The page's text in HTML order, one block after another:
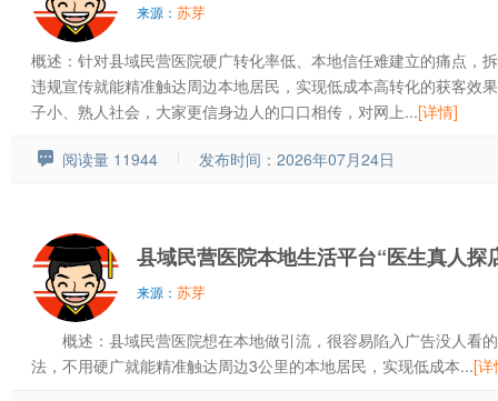
来源： 苏芽
概述：针对县域民营医院硬广转化率低、本地信任难建立的痛点，
违规宣传就能精准触达周边本地居民，实现低成本高转化的获客效
子小、熟人社会，大家更信身边人的口口相传，对网上...[详情]
阅读量 11944 发布时间：2026年07月24日
县域民营医院本地生活平台“医生真人探
来源： 苏芽
概述：县域民营医院想在本地做引流，很容易陷入广告没人看
法，不用硬广就能精准触达周边3公里的本地居民，实现低成本...[详